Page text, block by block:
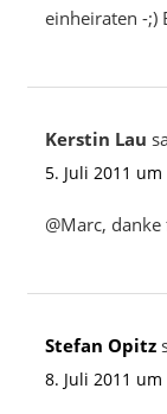
einheiraten -;)
Kerstin Lau
5. Juli 2011
@Marc,
Stefan Opitz
8. Juli 2011